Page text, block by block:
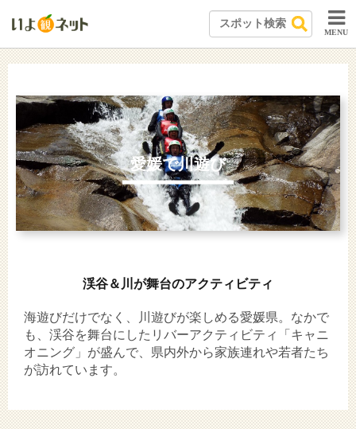
MENU
愛媛で川遊び
渓谷＆川が舞台のアクティビティ
海遊びだけでなく、川遊びが楽しめる愛媛県。なかで
も、渓谷を舞台にしたリバーアクティビティ「キャニ
オニング」が盛んで、県内外から家族連れや若者たち
が訪れています。